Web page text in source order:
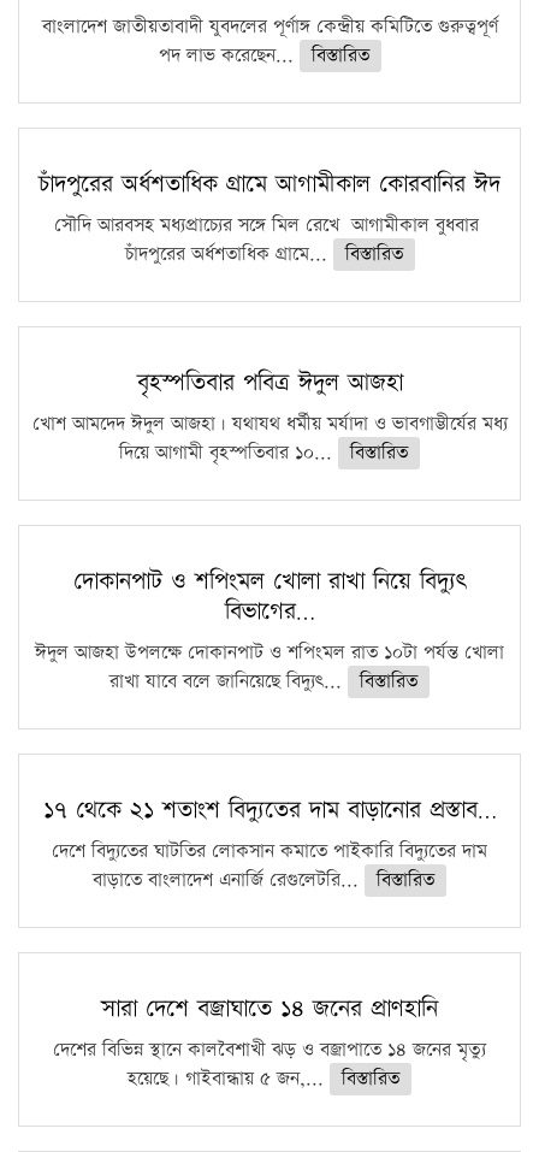
বাংলাদেশ জাতীয়তাবাদী যুবদলের পূর্ণাঙ্গ কেন্দ্রীয় কমিটিতে গুরুত্বপূর্ণ
পদ লাভ করেছেন...
বিস্তারিত
চাঁদপুরের অর্ধশতাধিক গ্রামে আগামীকাল কোরবানির ঈদ
সৌদি আরবসহ মধ্যপ্রাচ্যের সঙ্গে মিল রেখে আগামীকাল বুধবার
চাঁদপুরের অর্ধশতাধিক গ্রামে...
বিস্তারিত
বৃহস্পতিবার পবিত্র ঈদুল আজহা
খোশ আমদেদ ঈদুল আজহা। যথাযথ ধর্মীয় মর্যাদা ও ভাবগাম্ভীর্যের মধ্য
দিয়ে আগামী বৃহস্পতিবার ১০...
বিস্তারিত
দোকানপাট ও শপিংমল খোলা রাখা নিয়ে বিদ্যুৎ
বিভাগের…
ঈদুল আজহা উপলক্ষে দোকানপাট ও শপিংমল রাত ১০টা পর্যন্ত খোলা
রাখা যাবে বলে জানিয়েছে বিদ্যুৎ...
বিস্তারিত
১৭ থেকে ২১ শতাংশ বিদ্যুতের দাম বাড়ানোর প্রস্তাব…
দেশে বিদ্যুতের ঘাটতির লোকসান কমাতে পাইকারি বিদ্যুতের দাম
বাড়াতে বাংলাদেশ এনার্জি রেগুলেটরি...
বিস্তারিত
সারা দেশে বজ্রাঘাতে ১৪ জনের প্রাণহানি
দেশের বিভিন্ন স্থানে কালবৈশাখী ঝড় ও বজ্রাপাতে ১৪ জনের মৃত্যু
হয়েছে। গাইবান্ধায় ৫ জন,...
বিস্তারিত